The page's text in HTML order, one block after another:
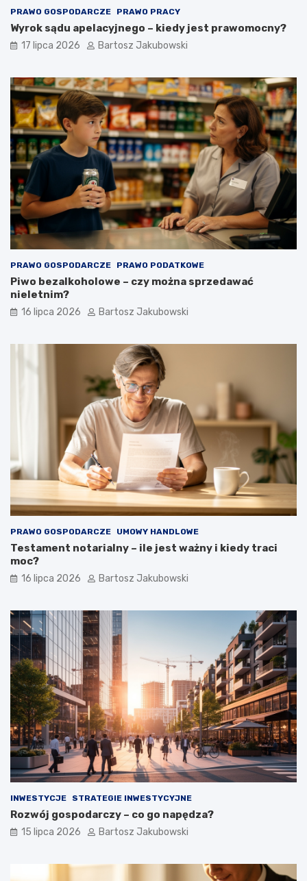
PRAWO GOSPODARCZE PRAWO PRACY
Wyrok sądu apelacyjnego – kiedy jest prawomocny?
17 lipca 2026 Bartosz Jakubowski
PRAWO GOSPODARCZE PRAWO PODATKOWE
Piwo bezalkoholowe – czy można sprzedawać
nieletnim?
16 lipca 2026 Bartosz Jakubowski
PRAWO GOSPODARCZE UMOWY HANDLOWE
Testament notarialny – ile jest ważny i kiedy traci
moc?
16 lipca 2026 Bartosz Jakubowski
INWESTYCJE STRATEGIE INWESTYCYJNE
Rozwój gospodarczy – co go napędza?
15 lipca 2026 Bartosz Jakubowski